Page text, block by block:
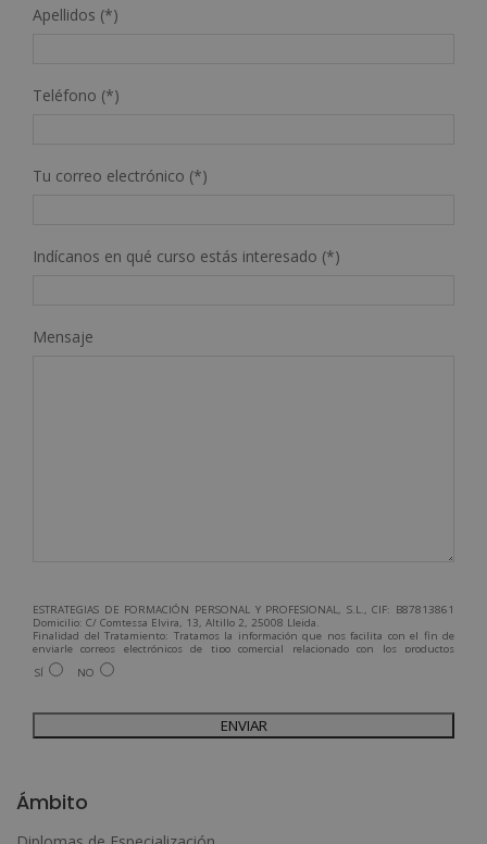
Apellidos (*)
Teléfono (*)
Tu correo electrónico (*)
Indícanos en qué curso estás interesado (*)
Mensaje
ESTRATEGIAS DE FORMACIÓN PERSONAL Y PROFESIONAL, S.L., CIF: B87813861
Domicilio: C/ Comtessa Elvira, 13, Altillo 2, 25008 Lleida.
Finalidad del Tratamiento: Tratamos la información que nos facilita con el fin de
enviarle correos electrónicos de tipo comercial relacionado con los productos
ofrecidos y otros tipo de productos que fueran de su interés.
Legitimación del tratamiento: Consentimiento del interesado.
Para más información consulte nuestra Política de Privacidad.
Desea recibir información comercial (vía telefónica y/o email):
SÍ NO
Ámbito